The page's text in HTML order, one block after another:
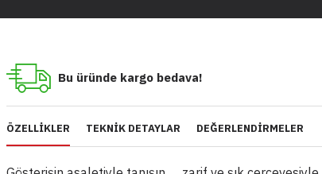
ÖZELLIKLER TEKNIK DETAYLAR DEĞERLENDIRMELER
Bu üründe kargo bedava!